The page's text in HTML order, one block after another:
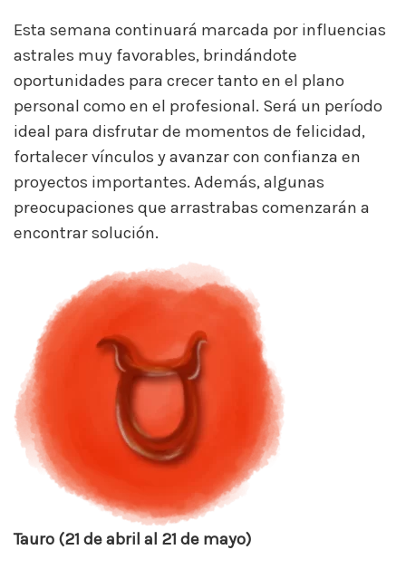
Esta semana continuará marcada por influencias
astrales muy favorables, brindándote
oportunidades para crecer tanto en el plano
personal como en el profesional. Será un período
ideal para disfrutar de momentos de felicidad,
fortalecer vínculos y avanzar con confianza en
proyectos importantes. Además, algunas
preocupaciones que arrastrabas comenzarán a
encontrar solución.
Tauro (21 de abril al 21 de mayo)